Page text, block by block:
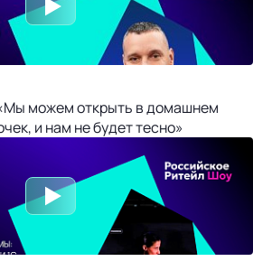
можем открыть в домашнем
и нам не будет тесно»